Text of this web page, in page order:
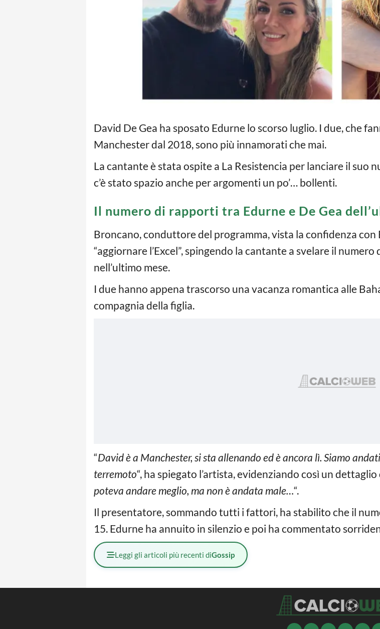
David De Gea ha sposato Edurne lo scorso luglio. I due, che
Manchester dal 2018, sono più innamorati che mai.
La cantante è stata ospite a La Resistencia per lanciare il suo
c’è stato spazio anche per argomenti un po’… bollenti.
Il numero di rapporti tra Edurne e De Gea
Broncano, conduttore del programma, vista la confidenza
“aggiornare l’Excel”, spingendo la cantante a svelare il
nell’ultimo mese.
I due hanno appena trascorso una vacanza romantica alle
compagnia della figlia.
“David è a Manchester, si sta allenando ed è ancora lì. Siamo
terremoto“, ha spiegato l’artista, evidenziando così un
poteva andare meglio, ma non è andata male…“.
Il presentatore, sommando tutti i fattori, ha stabilito che il
15. Edurne ha annuito in silenzio e poi ha commentato
Leggi gli articoli più recenti diGossip